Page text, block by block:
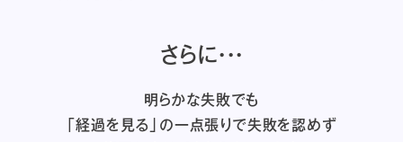
さらに・・・
明らかな失敗でも
「経過を見る」の一点張りで失敗を認めず